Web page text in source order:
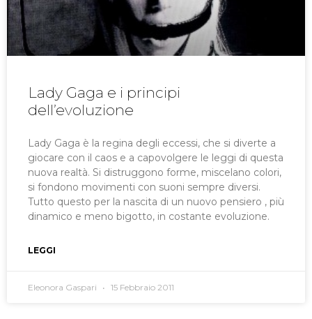
Lady Gaga e i principi
dell’evoluzione
Lady Gaga è la regina degli eccessi, che si diverte a
giocare con il caos e a capovolgere le leggi di questa
nuova realtà. Si distruggono forme, miscelano colori,
si fondono movimenti con suoni sempre diversi.
Tutto questo per la nascita di un nuovo pensiero , più
dinamico e meno bigotto, in costante evoluzione.
LEGGI
Eleonora Gaspari 15 Febbraio 2011